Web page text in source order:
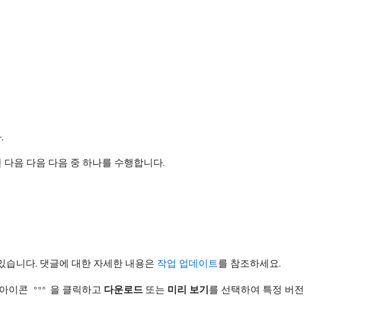
음 다음 다음 중 하나를 수행합니다.
니다. 댓글에 대한 자세한 내용은 작업 업데이트를 참조하세요.
이콘 을 클릭하고 다운로드 또는 미리 보기​를 선택하여 특정 버전